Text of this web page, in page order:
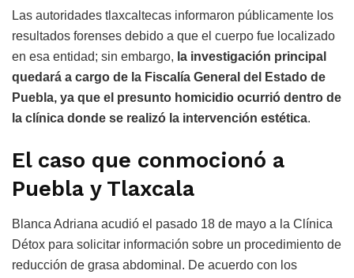
Las autoridades tlaxcaltecas informaron públicamente los
resultados forenses debido a que el cuerpo fue localizado
en esa entidad; sin embargo, la investigación principal
quedará a cargo de la Fiscalía General del Estado de
Puebla, ya que el presunto homicidio ocurrió dentro de
la clínica donde se realizó la intervención estética.
El caso que conmocionó a
Puebla y Tlaxcala
Blanca Adriana acudió el pasado 18 de mayo a la Clínica
Détox para solicitar información sobre un procedimiento de
reducción de grasa abdominal. De acuerdo con los